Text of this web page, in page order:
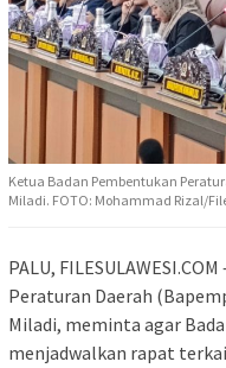
Ketua Badan Pembentukan
Miladi. FOTO: Mohammad Rizal/
PALU,
Peraturan Daerah
Miladi, meminta agar
menjadwalkan rapat